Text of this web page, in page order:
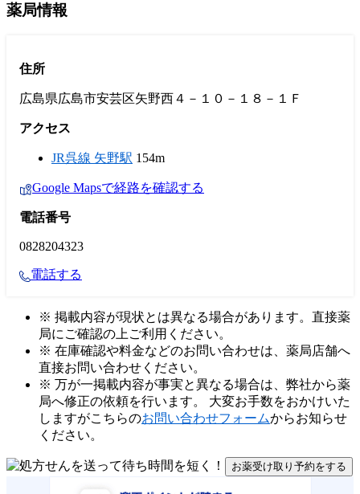
薬局情報
住所
広島県広島市安芸区矢野西４－１０－１８－１Ｆ
アクセス
JR呉線 矢野駅 154m
Google Mapsで経路を確認する
電話番号
0828204323
電話する
※ 掲載内容が現状とは異なる場合があります。直接薬
局にご確認の上ご利用ください。
※ 在庫確認や料金などのお問い合わせは、薬局店舗へ
直接お問い合わせください。
※ 万が一掲載内容が事実と異なる場合は、弊社から薬
局へ修正の依頼を行います。 大変お手数をおかけいた
しますがこちらのお問い合わせフォームからお知らせ
ください。
お薬受け取り予約をする